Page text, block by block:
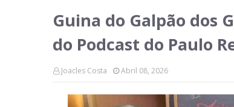
Guina do Galpão dos
do Podcast do Paulo
Joacles Costa Abril 08, 2026